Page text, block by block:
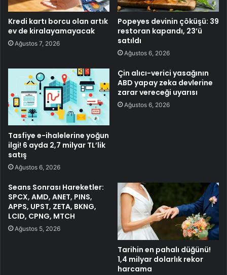
Kredi kartı borcu olan artık
ev de kiralayamayacak
Ağustos 7, 2026
Popeyes devinin çöküşü: 39
restoran kapandı, 23’ü
satıldı
Ağustos 6, 2026
Tasfiye e-ihalelerine yoğun
ilgi! 6 ayda 2,7 milyar TL’lik
satış
Ağustos 6, 2026
Çin alıcı-verici yasağının
ABD yapay zeka devlerine
zarar vereceği uyarısı
Ağustos 6, 2026
Seans Sonrası Hareketler:
SPCX, AMD, ANET, PINS,
APPS, UPST, ZETA, BKNG,
LCID, CPNG, MTCH
Ağustos 5, 2026
Tarihin en pahalı düğünü!
1,4 milyar dolarlık rekor
harcama